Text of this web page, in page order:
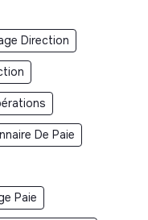
Direction
De Paie
Paie